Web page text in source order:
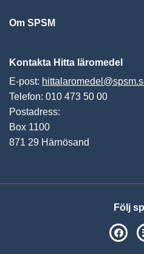
Om SPSM
Kontakta Hitta läromedel
E-post:
Telefon: 010 473 50 00
Postadress:
Box 1100
871 29 Härnösand
Följ